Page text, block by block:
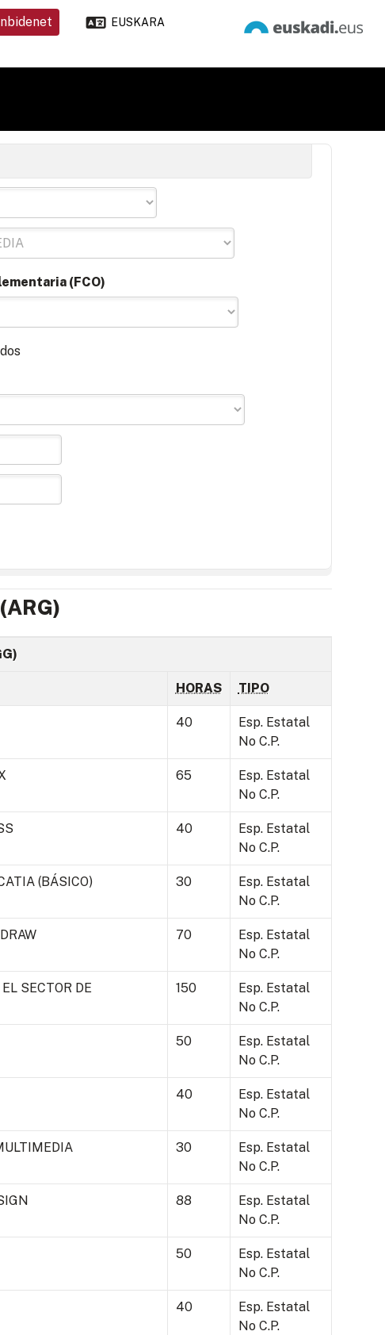
EUSKARA
(FCO)
HORAS TIPO
40
Esp. Estatal
No C.P.
65
Esp. Estatal
No C.P.
40
Esp. Estatal
No C.P.
(BÁSICO) 30
Esp. Estatal
No C.P.
70
Esp. Estatal
No C.P.
SECTOR DE
150
Esp. Estatal
No C.P.
50
Esp. Estatal
No C.P.
40
Esp. Estatal
No C.P.
30
Esp. Estatal
No C.P.
88
Esp. Estatal
No C.P.
50
Esp. Estatal
No C.P.
40
Esp. Estatal
No C.P.